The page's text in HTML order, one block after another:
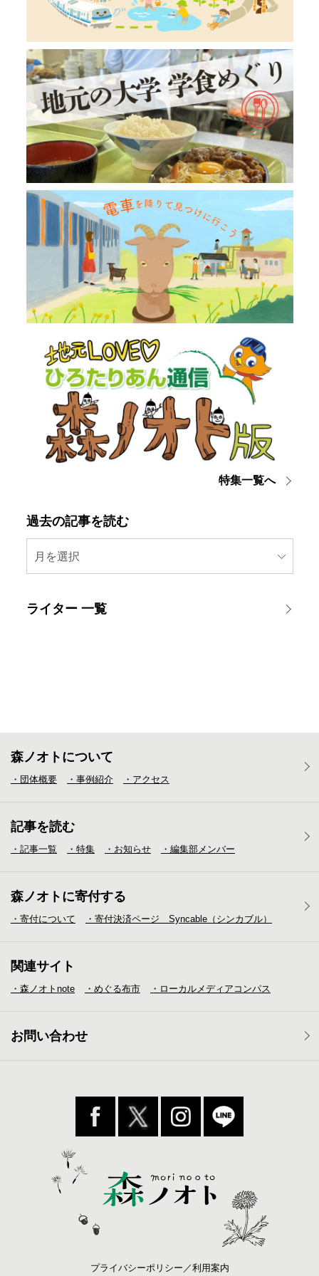
特集一覧へ
過去の記事を読む
月を選択
ライター 一覧
森ノオトについて
・団体概要 ・事例紹介 ・アクセス
記事を読む
・記事一覧 ・特集 ・お知らせ ・編集部メンバー
森ノオトに寄付する
・寄付について ・寄付決済ページ Syncable（シンカブル）
関連サイト
・森ノオトnote ・めぐる布市 ・ローカルメディア コンパス
お問い合わせ
プライバシーポリシー／利用案内